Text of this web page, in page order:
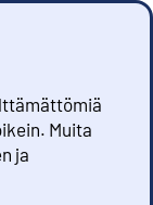
Muita
ja